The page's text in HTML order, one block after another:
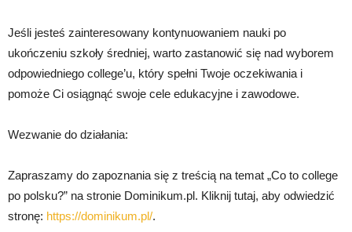
Jeśli jesteś zainteresowany kontynuowaniem nauki po
ukończeniu szkoły średniej, warto zastanowić się nad wyborem
odpowiedniego college’u, który spełni Twoje oczekiwania i
pomoże Ci osiągnąć swoje cele edukacyjne i zawodowe.
Wezwanie do działania:
Zapraszamy do zapoznania się z treścią na temat „Co to college
po polsku?” na stronie Dominikum.pl. Kliknij tutaj, aby odwiedzić
stronę: https://dominikum.pl/.